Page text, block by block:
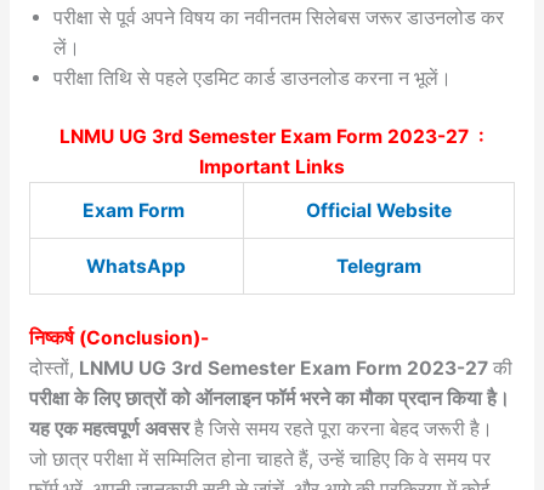
परीक्षा से पूर्व अपने विषय का नवीनतम सिलेबस जरूर डाउनलोड कर
लें।
परीक्षा तिथि से पहले एडमिट कार्ड डाउनलोड करना न भूलें।
LNMU UG 3rd Semester Exam Form 2023-27 :
Important Links
Exam Form
Official Website
WhatsApp Telegram
निष्कर्ष (Conclusion)-
दोस्तों, LNMU UG 3rd Semester Exam Form 2023-27 की
परीक्षा के लिए छात्रों को ऑनलाइन फॉर्म भरने का मौका प्रदान किया है।
यह एक महत्वपूर्ण अवसरहै जिसे समय रहते पूरा करना बेहद जरूरी है।
जो छात्र परीक्षा में सम्मिलित होना चाहते हैं, उन्हें चाहिए कि वे समय पर